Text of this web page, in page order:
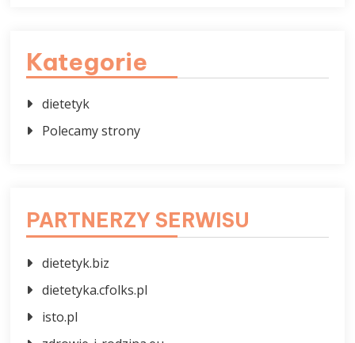
Kategorie
dietetyk
Polecamy strony
PARTNERZY SERWISU
dietetyk.biz
dietetyka.cfolks.pl
isto.pl